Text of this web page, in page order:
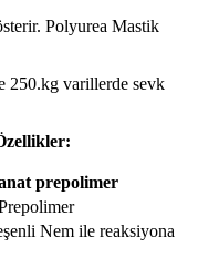
Polyurea Mastik
250.kg varillerde sevk
prepolimer
Nem ile reaksiyona